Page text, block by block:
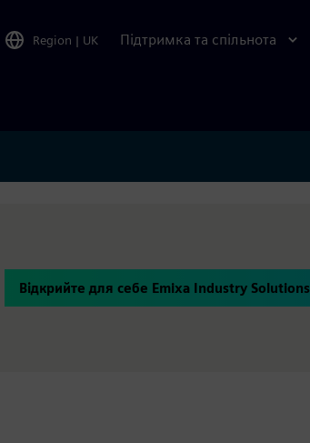
Region | UK Підтримка та спільнота
Відкрийте для себе Emixa Industry Solutions